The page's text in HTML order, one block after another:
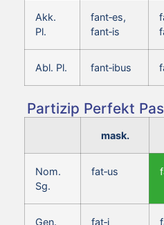
Akk.
Pl.
fant‑es,
fant‑is
Abl. Pl. fant‑ibus
Partizip Perfekt
mask.
Nom.
Sg.
fat‑us
Gen.
fat‑i